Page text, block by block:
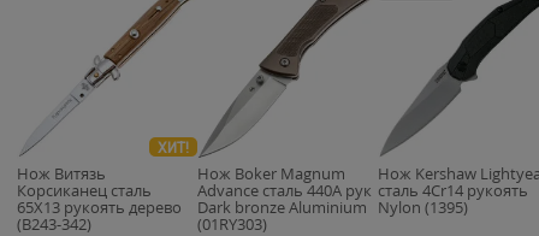
ХИТ!
Нож Витязь
Корсиканец сталь
65Х13 рукоять дерево
(B243-342)
Нож Boker Magnum
Advance сталь 440A рук
Dark bronze Aluminium
(01RY303)
Нож Kershaw
сталь 4Cr14 рукоять
Nylon (1395)